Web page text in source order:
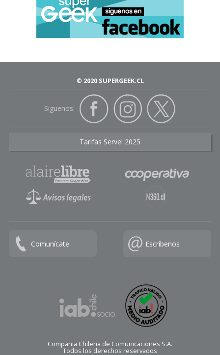
© 2020 SUPERGEEK.CL
Siguenos:
Tarifas Servel 2025
Comunícate Escríbenos
Compañia Chilena de Comunicaciones S.A.
Todos los derechos reservados